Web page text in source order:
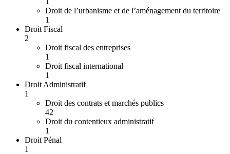
Droit de l’urbanisme et de l’aménagement du territoire
1
Droit Fiscal
2
Droit fiscal des entreprises
1
Droit fiscal international
1
Droit Administratif
1
Droit des contrats et marchés publics
42
Droit du contentieux administratif
1
Droit Pénal
1